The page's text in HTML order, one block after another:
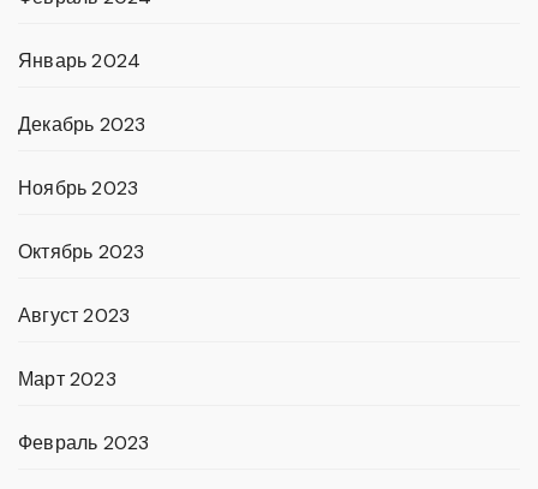
Январь 2024
Декабрь 2023
Ноябрь 2023
Октябрь 2023
Август 2023
Март 2023
Февраль 2023